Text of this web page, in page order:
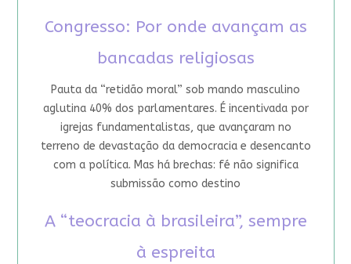
Congresso: Por onde avançam as
bancadas religiosas
Pauta da “retidão moral” sob mando masculino
aglutina 40% dos parlamentares. É incentivada por
igrejas fundamentalistas, que avançaram no
terreno de devastação da democracia e desencanto
com a política. Mas há brechas: fé não significa
submissão como destino
A “teocracia à brasileira”, sempre
à espreita